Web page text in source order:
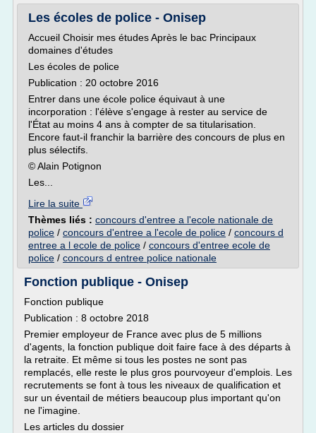
Les écoles de police - Onisep
Accueil Choisir mes études Après le bac Principaux
domaines d'études
Les écoles de police
Publication : 20 octobre 2016
Entrer dans une école police équivaut à une
incorporation : l'élève s'engage à rester au service de
l'État au moins 4 ans à compter de sa titularisation.
Encore faut-il franchir la barrière des concours de plus en
plus sélectifs.
© Alain Potignon
Les...
Lire la suite
Thèmes liés : concours d'entree a l'ecole nationale de
police / concours d'entree a l'ecole de police / concours d
entree a l ecole de police / concours d'entree ecole de
police / concours d entree police nationale
Fonction publique - Onisep
Fonction publique
Publication : 8 octobre 2018
Premier employeur de France avec plus de 5 millions
d'agents, la fonction publique doit faire face à des départs à
la retraite. Et même si tous les postes ne sont pas
remplacés, elle reste le plus gros pourvoyeur d'emplois. Les
recrutements se font à tous les niveaux de qualification et
sur un éventail de métiers beaucoup plus important qu'on
ne l'imagine.
Les articles du dossier